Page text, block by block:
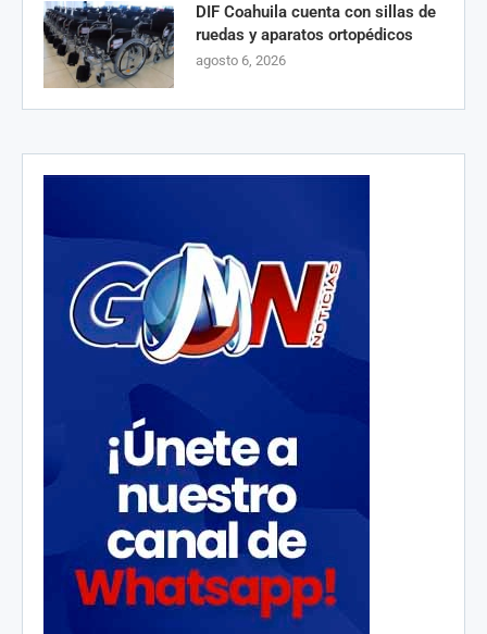
DIF Coahuila cuenta con sillas de
ruedas y aparatos ortopédicos
agosto 6, 2026